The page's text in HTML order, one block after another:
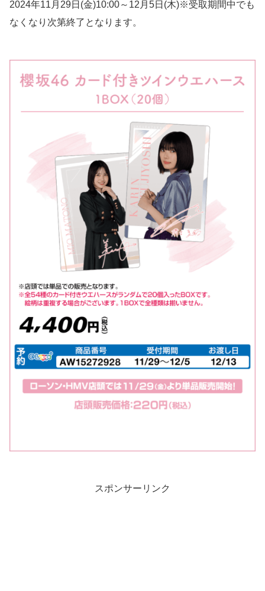
2024年11月29日(金)10:00～12月5日(木)※受取期間中でも
なくなり次第終了となります。
スポンサーリンク